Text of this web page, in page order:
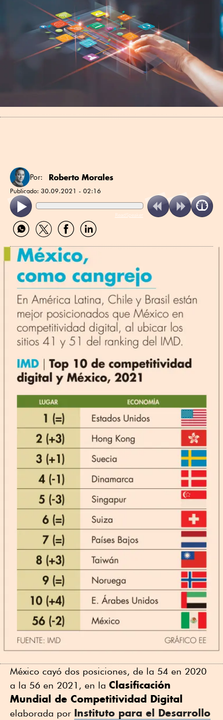
Por: Roberto Morales
Publicado: 30.09.2021 - 02:16
ReadSpeaker
Compartir
por
Compartir
por
Compartir
por
Compartir
por
México cayó dos posiciones, de la 54 en 2020
a la 56 en 2021, en la Clasificación
Mundial de Competitividad Digital
elaborada por Instituto para el Desarrollo